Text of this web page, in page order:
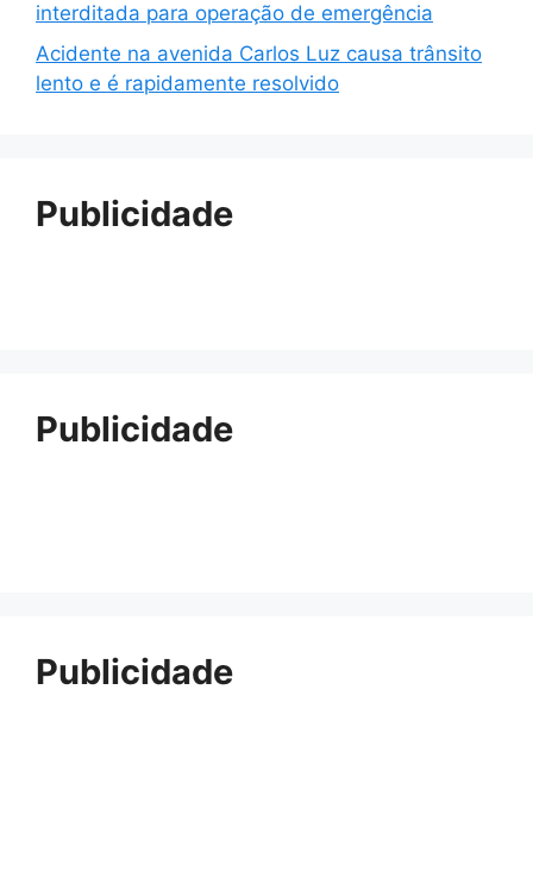
interditada para operação de emergência
Acidente na avenida Carlos Luz causa trânsito
lento e é rapidamente resolvido
Publicidade
Publicidade
Publicidade